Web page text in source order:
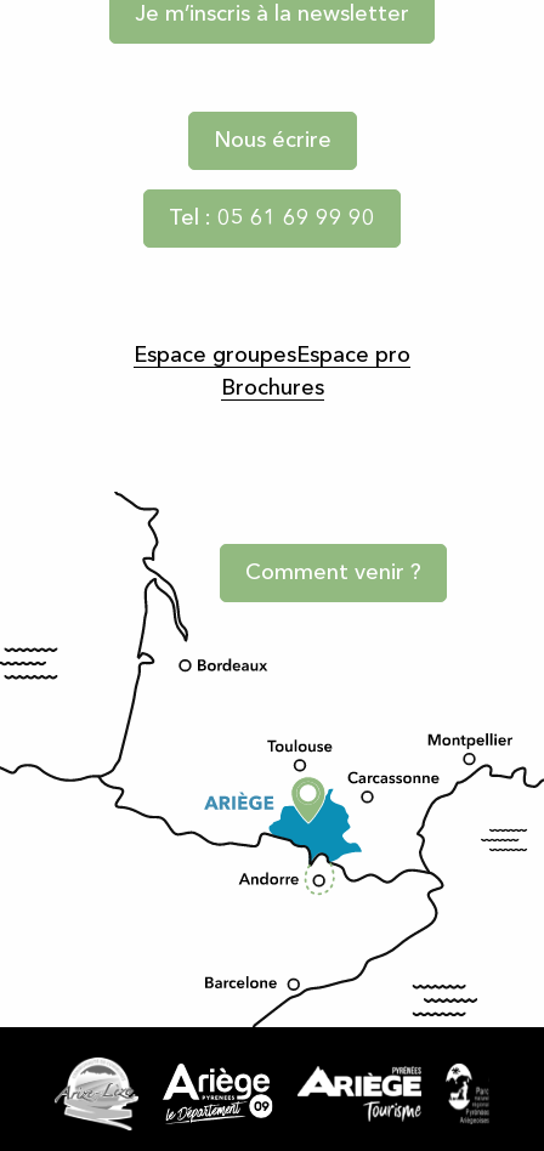
Je m’inscris à la newsletter
Nous écrire
Tel : 05 61 69 99 90
Espace groupesEspace pro
Brochures
Comment venir ?